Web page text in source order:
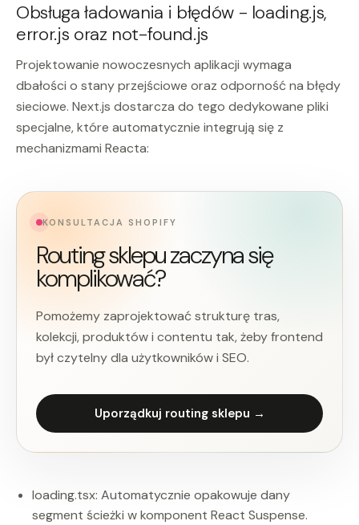
Obsługa ładowania i błędów - loading.js,
error.js oraz not-found.js
Projektowanie nowoczesnych aplikacji wymaga
dbałości o stany przejściowe oraz odporność na błędy
sieciowe. Next.js dostarcza do tego dedykowane pliki
specjalne, które automatycznie integrują się z
mechanizmami Reacta:
KONSULTACJA SHOPIFY
Routing sklepu zaczyna się
komplikować?
Pomożemy zaprojektować strukturę tras,
kolekcji, produktów i contentu tak, żeby frontend
był czytelny dla użytkowników i SEO.
Uporządkuj routing sklepu →
loading.tsx: Automatycznie opakowuje dany
segment ścieżki w komponent React Suspense.